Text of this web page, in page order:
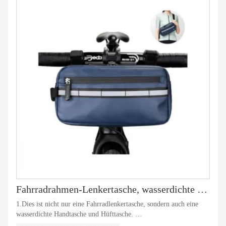
Fahrradrahmen-Lenkertasche, wasserdichte Schulter-Hüfttasche
1.Dies ist nicht nur eine Fahrradlenkertasche, sondern auch eine
wasserdichte Handtasche und Hüfttasche.